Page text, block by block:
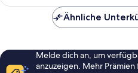
Bewertungen
Ähnliche
Melde dich an, um
anzuzeigen. Mehr